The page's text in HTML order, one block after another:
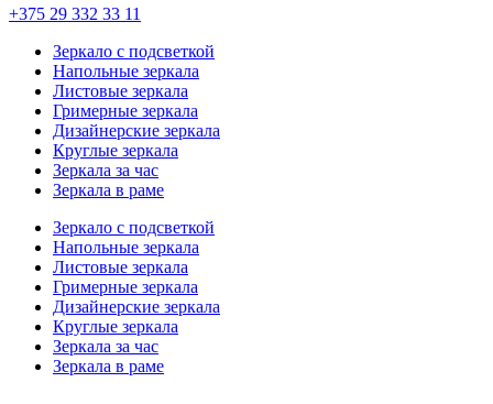
+375 29 332 33 11
Зеркало с подсветкой
Напольные зеркала
Листовые зеркала
Гримерные зеркала
Дизайнерские зеркала
Круглые зеркала
Зеркала за час
Зеркала в раме
Зеркало с подсветкой
Напольные зеркала
Листовые зеркала
Гримерные зеркала
Дизайнерские зеркала
Круглые зеркала
Зеркала за час
Зеркала в раме